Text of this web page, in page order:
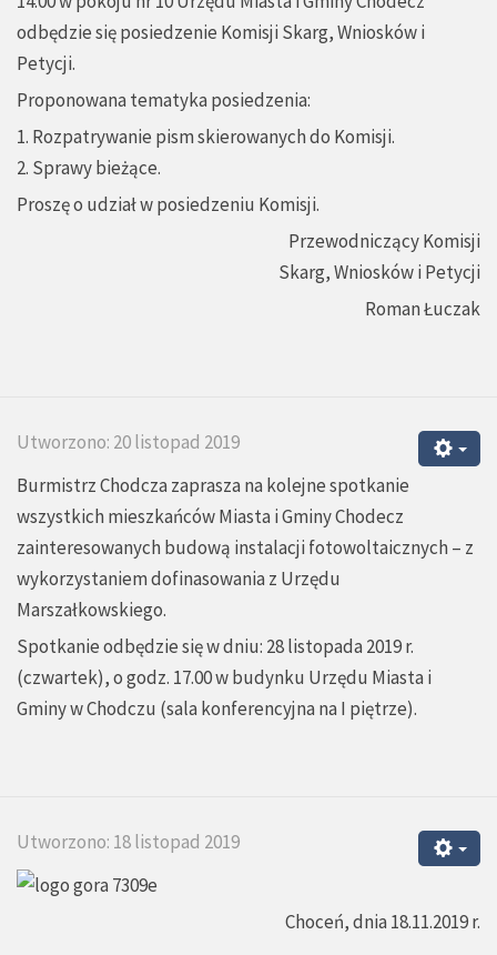
odbędzie się posiedzenie Komisji Skarg, Wniosków i
Petycji.
Proponowana tematyka posiedzenia:
1. Rozpatrywanie pism skierowanych do Komisji.
2. Sprawy bieżące.
Proszę o udział w posiedzeniu Komisji.
Przewodniczący Komisji
Skarg, Wniosków i Petycji
Roman Łuczak
Utworzono: 20 listopad 2019
Burmistrz Chodcza zaprasza na kolejne spotkanie
wszystkich mieszkańców Miasta i Gminy Chodecz
zainteresowanych budową instalacji fotowoltaicznych – z
wykorzystaniem dofinasowania z Urzędu
Marszałkowskiego.
Spotkanie odbędzie się w dniu: 28 listopada 2019 r.
(czwartek), o godz. 17.00 w budynku Urzędu Miasta i
Gminy w Chodczu (sala konferencyjna na I piętrze).
Utworzono: 18 listopad 2019
Choceń, dnia 18.11.2019 r.